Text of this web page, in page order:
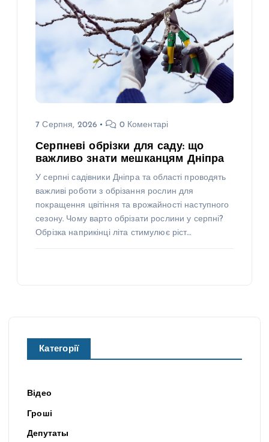
7 Серпня, 2026 0 Коментарі
Серпневі обрізки для саду: що
важливо знати мешканцям Дніпра
У серпні садівники Дніпра та області проводять
важливі роботи з обрізання рослин для
покращення цвітіння та врожайності наступного
сезону. Чому варто обрізати рослини у серпні?
Обрізка наприкінці літа стимулює ріст…
Категорії
Відео
Гроші
Депутаты